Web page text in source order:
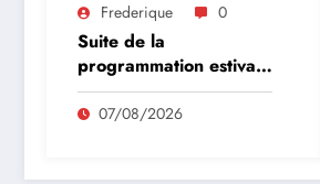
Frederique 0
Suite de la
programmation estivale
des amis de l’abbaye
de Marcilhac sur Célé
07/08/2026